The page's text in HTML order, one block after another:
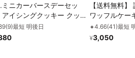
ミニカーバースデーセッ
アイシングクッキー クッキ
急車 消防車 パトカー 車 プ
ト ケーキデコレーション
(9)最短 明後日
【送料無料】
ワッフルケー
✦4.66(41)最短
¥3,050